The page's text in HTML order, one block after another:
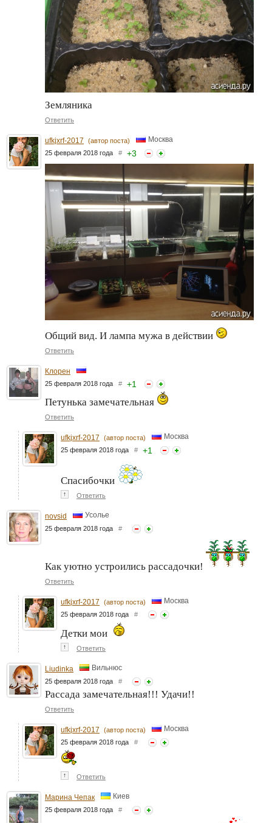
Земляника
Ответить
ufkjxrf-2017 (автор поста) Москва
25 февраля 2018 года # +3
Общий вид. И лампа мужа в действии
Ответить
Клорен
25 февраля 2018 года # +1
Петунька замечательная
Ответить
ufkjxrf-2017 (автор поста) Москва
25 февраля 2018 года # +1
Спасибочки
↑ Ответить
novsid Усолье
25 февраля 2018 года #
Как уютно устроились рассадочки!
Ответить
ufkjxrf-2017 (автор поста) Москва
25 февраля 2018 года #
Детки мои
↑ Ответить
Liudinka Вильнюс
25 февраля 2018 года #
Рассада замечательная!!! Удачи!!
Ответить
ufkjxrf-2017 (автор поста) Москва
25 февраля 2018 года #
↑ Ответить
Марина Чепак Киев
25 февраля 2018 года #